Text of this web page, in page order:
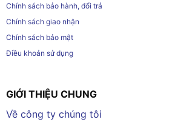
Chính sách bảo hành, đổi trả
Chính sách giao nhận
Chính sách bảo mật
Điều khoản sử dụng
GIỚI THIỆU CHUNG
Về công ty chúng tôi